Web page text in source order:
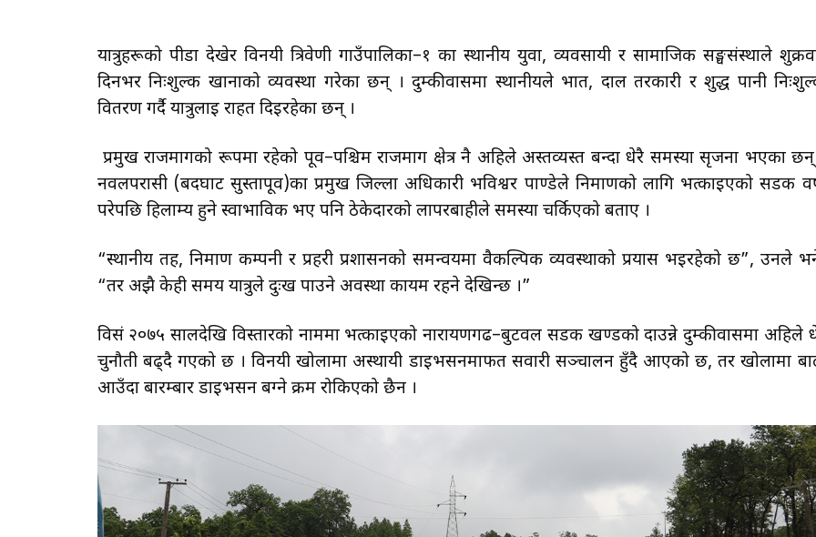
यात्रुहरूको पीडा देखेर विनयी त्रिवेणी गाउँपालिका–१ का स्थानीय युवा, व्यवसायी र सामाजिक सङ्घसंस्थाले
दिनभर निःशुल्क खानाको व्यवस्था गरेका छन् । दुम्कीवासमा स्थानीयले भात, दाल तरकारी र शुद्ध पानी
वितरण गर्दै यात्रुलाई राहत दिइरहेका छन् ।
प्रमुख राजमार्गको रूपमा रहेको पूर्व–पश्चिम राजमार्ग क्षेत्र नै अहिले अस्तव्यस्त बन्दा धेरै समस्या सृजना भएका छन्
नवलपरासी (बर्दघाट सुस्तापूर्व)का प्रमुख जिल्ला अधिकारी भविश्वर पाण्डेले निर्माणको लागि भत्काइएको सडक
परेपछि हिलाम्य हुने स्वाभाविक भए पनि ठेकेदारको लापरबाहीले समस्या चर्किएको बताए ।
“स्थानीय तह, निर्माण कम्पनी र प्रहरी प्रशासनको समन्वयमा वैकल्पिक व्यवस्थाको प्रयास भइरहेको छ”, उनले
“तर अझै केही समय यात्रुले दुःख पाउने अवस्था कायम रहने देखिन्छ ।”
विसं २०७५ सालदेखि विस्तारको नाममा भत्काइएको नारायणगढ–बुटवल सडक खण्डको दाउन्ने दुम्कीवासमा अहिले
चुनौती बढ्दै गएको छ । विनयी खोलामा अस्थायी डाइभर्सनमार्फत सवारी सञ्चालन हुँदै आएको छ, तर खोलामा
आउँदा बारम्बार डाइभर्सन बग्ने क्रम रोकिएको छैन ।